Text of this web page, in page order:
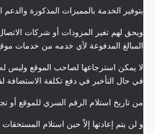
بتوفير الخدمة بالمميزات المذكورة
ويحق لهم تغير المزودات أو شركات الاتصال
المبالغ المدفوعة لأي خدمه من خدمات
لا يمكن استرجاعها لصاحب الموقع وليس
في حال التأخير في دفع تكلفة الاستضافة لفترة 5
من تاريخ استلام الرقم السري للموقع أو
و لن يتم إعادتها إلاّ حين استلام المستحقات